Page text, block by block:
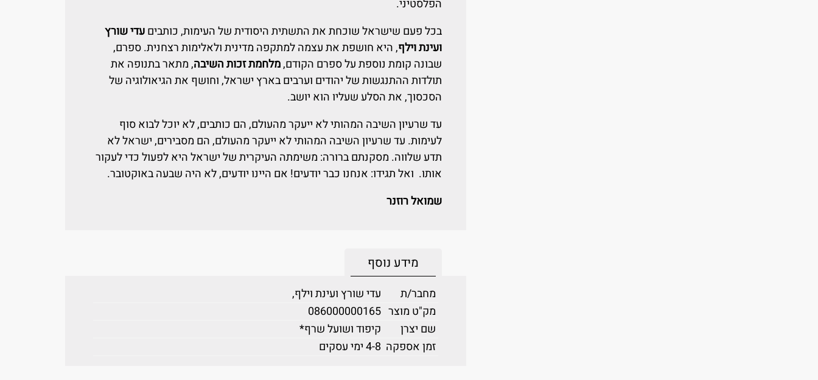
הפלסטיני.
בכל פעם שישראל שוכחת את התשתית היסודית של העימות, כותביםעדי שורץ
ועינת וילף, היא חושפת את עצמה למתקפה מדינית ולאלימות רצחנית. ספרם,
שבונה קומת נוספת על ספרם הקודם,מלחמת זכות השיבה, מתאר בתנופה את
תולדות ההתנגשות של יהודים וערבים בארץ ישראל, וחושף את הגיאולוגיה של
הסכסוך, את הסלע שעליו הוא יושב.
עד שרעיון השיבה המהותי לא ייעקר מהעולם, הם כותבים, לא יוכל לבוא סוף
לעימות. עד שרעיון השיבה המהותי לא ייעקר מהעולם, הם מסבירים, ישראל לא
תדע שלווה. מסקנתם ברורה: משימתה העיקרית של ישראל היא לפעול כדי לעקור
אותו. ואל תגידו: אנחנו כבר יודעים! אם היינו יודעים, לא היה שבעה באוקטובר.
שמואל רוזנר
מידע נוסף
מחבר/ת
עדי שורץ ועינת וילף,
מק"ט מוצר 086000000165
שם יצרן
קיפוד ושועל שרף*
זמן אספקה 4-8 ימי עסקים